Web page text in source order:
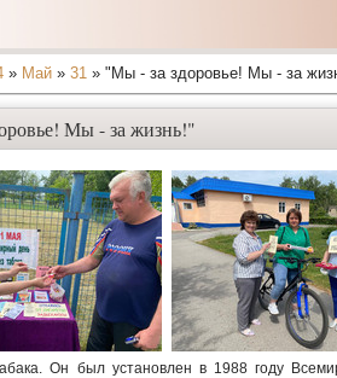
» Май » 31 » "Мы - за здоровье! Мы - за
Мы - за жизнь!"
Он был установлен в 1988 году